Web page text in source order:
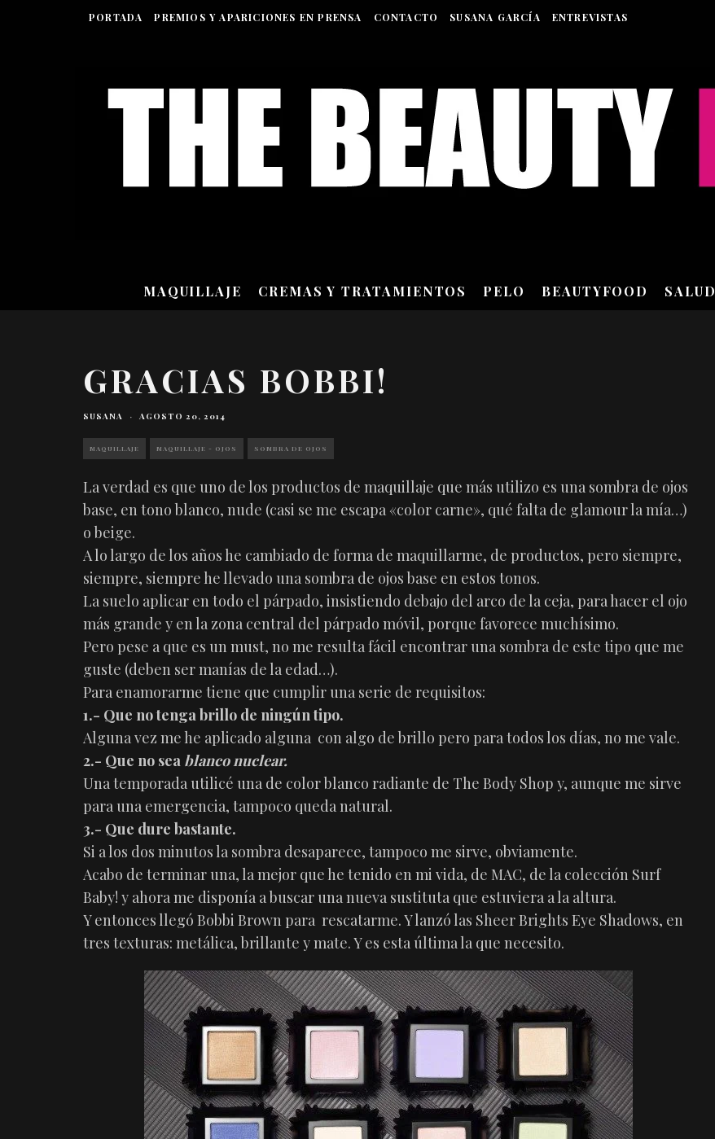
PORTADA PREMIOS Y APARICIONES EN PRENSA CONTACTO SUSANA GARCÍA ENTREVISTAS
MAQUILLAJE CREMAS Y TRATAMIENTOS PELO BEAUTYFOOD SALUD
GRACIAS BOBBI!
SUSANA · AGOSTO 20, 2014
MAQUILLAJE MAQUILLAJE - OJOS SOMBRA DE OJOS
La verdad es que uno de los productos de maquillaje que más utilizo es una sombra de ojos
base, en tono blanco, nude (casi se me escapa «color carne», qué falta de glamour la mía…)
o beige.
A lo largo de los años he cambiado de forma de maquillarme, de productos, pero siempre,
siempre, siempre he llevado una sombra de ojos base en estos tonos.
La suelo aplicar en todo el párpado, insistiendo debajo del arco de la ceja, para hacer el ojo
más grande y en la zona central del párpado móvil, porque favorece muchísimo.
Pero pese a que es un must, no me resulta fácil encontrar una sombra de este tipo que me
guste (deben ser manías de la edad…).
Para enamorarme tiene que cumplir una serie de requisitos:
1.- Que no tenga brillo de ningún tipo.
Alguna vez me he aplicado alguna con algo de brillo pero para todos los días, no me vale.
2.- Que no sea blanco nuclear.
Una temporada utilicé una de color blanco radiante de The Body Shop y, aunque me sirve
para una emergencia, tampoco queda natural.
3.- Que dure bastante.
Si a los dos minutos la sombra desaparece, tampoco me sirve, obviamente.
Acabo de terminar una, la mejor que he tenido en mi vida, de MAC, de la colección Surf
Baby! y ahora me disponía a buscar una nueva sustituta que estuviera a la altura.
Y entonces llegó Bobbi Brown para rescatarme. Y lanzó las Sheer Brights Eye Shadows, en
tres texturas: metálica, brillante y mate. Y es esta última la que necesito.